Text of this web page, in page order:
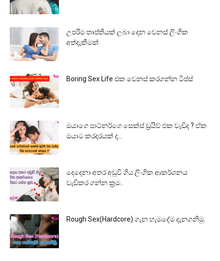
උපරිම තෘප්තියක් ලබා දෙන වෙනස් ලිංගික
අත්දැකීමක්.
Boring Sex Life එක වෙනස් කරගන්න ටිප්ස්
ඔයාගෙ පාට්නර්ගෙ සෙක්ස් ඩ්‍රයිව් එක වැඩිද ? ඒක
ඔයාට කරදරයක් ද...
දෙදෙනා අතර අඩුවී ගිය ලිංගික ආකර්ශනය
වැඩිකර ගන්න ක්‍රම..
Rough Sex(Hardcore) ගැන හැමදේම දැනගනිමු.